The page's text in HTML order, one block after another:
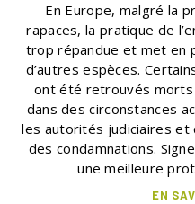
En Europe, malgré la
rapaces, la pratique de
trop répandue et met en
d’autres espèces.
ont été retrouvés morts
dans des circonstances
les autorités judiciaires et
des condamnations.
une meilleure
EN